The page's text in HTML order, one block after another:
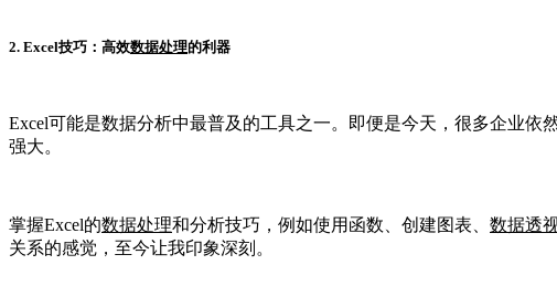
2. Excel技巧：高效数据处理的利器
Excel可能是数据分析中最普及的工具之一。即便是今天，很多企业
强大。
掌握Excel的数据处理和分析技巧，例如使用函数、创建图表、 数据透
关系的感觉，至今让我印象深刻。